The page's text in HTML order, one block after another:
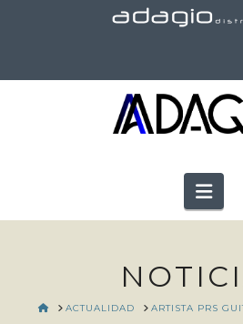
HOME
ACTUALIDAD ARTISTA PRS